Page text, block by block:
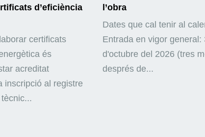
d’eficiència
certificats
és
acreditat
inscripció al registre
l’obra
Dates que cal tenir al
Entrada en vigor general:
d'octubre del 2026 (tres
després de...